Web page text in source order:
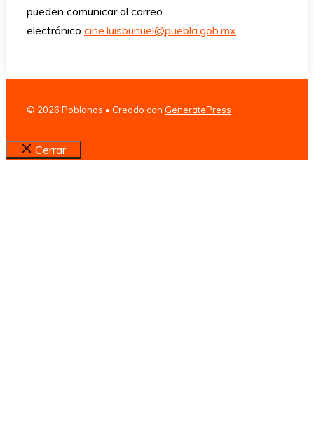
pueden comunicar al correo
electrónico cine.luisbunuel@puebla.gob.mx
© 2026 Poblanos • Creado con GeneratePress
Cerrar